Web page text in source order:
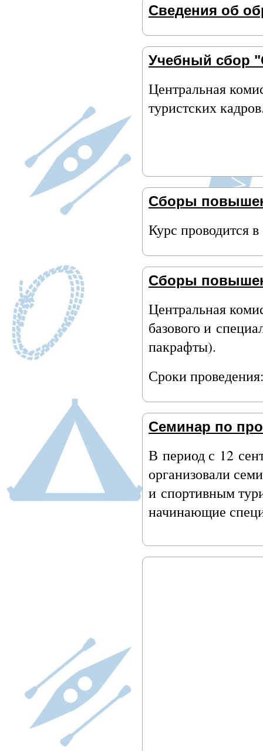
Сведения об
Учебный сбор
Центральная
туристских
Сборы
Курс проводится
Сборы
Центральная
базового и
пакрафты).
Сроки
Семинар по
В период с 12
организовали
и спортивным
начинающие